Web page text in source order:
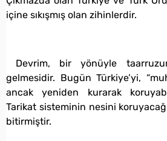
içine sıkışmış olan zihinlerdir.
Devrim, bir yönüyle
gelmesidir. Bugün Türkiye’yi,
ancak yeniden kurarak
Tarikat sisteminin nesini
bitirmiştir.